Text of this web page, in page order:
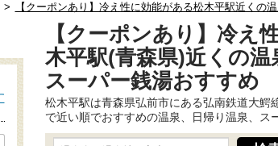
> 【クーポンあり】冷え性に効能がある松木平駅近くの
【クーポンあり】冷え
木平駅(青森県)近くの温
スーパー銭湯おすすめ
松木平駅は青森県弘前市にある弘南鉄道大鰐
で近い順でおすすめの温泉、日帰り温泉、ス